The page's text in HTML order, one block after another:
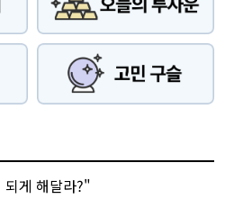
게 해달라?"